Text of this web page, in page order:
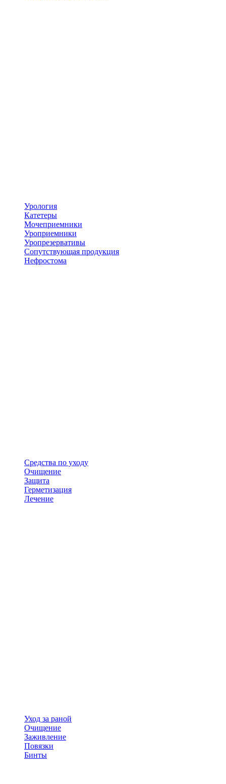
Урология
Катетеры
Мочеприемники
Уроприемники
Уропрезервативы
Сопутствующая продукция
Нефростома
Средства по уходу
Очищение
Защита
Герметизация
Лечение
Уход за раной
Очищение
Заживление
Повязки
Бинты